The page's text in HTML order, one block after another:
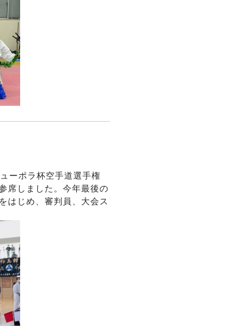
ーポラ杯空手道選手権
席しました。今年最後の
はじめ、審判員、大会ス